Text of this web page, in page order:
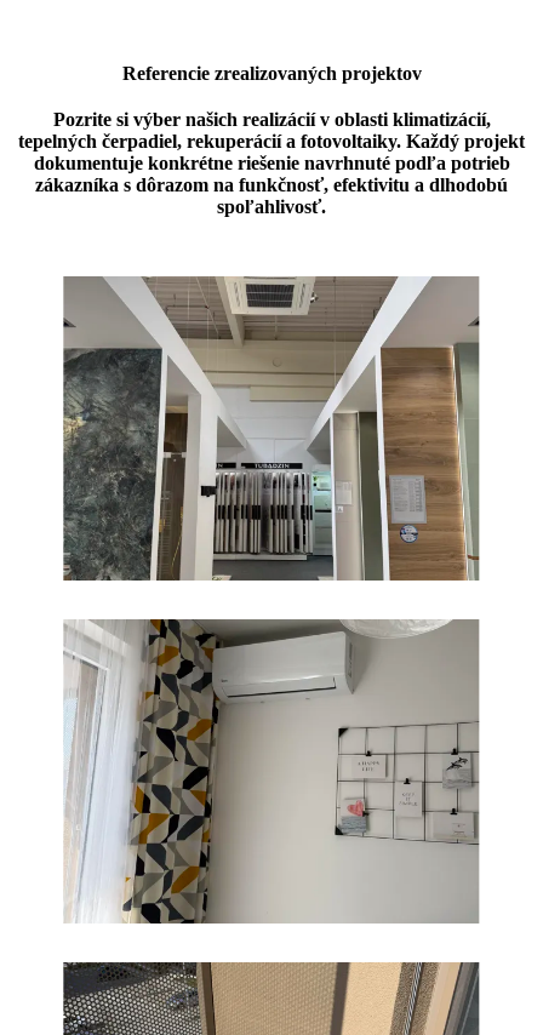
Referencie zrealizovaných projektov
Pozrite si výber našich realizácií v oblasti klimatizácií,
tepelných čerpadiel, rekuperácií a fotovoltaiky. Každý projekt
dokumentuje konkrétne riešenie navrhnuté podľa potrieb
zákazníka s dôrazom na funkčnosť, efektivitu a dlhodobú
spoľahlivosť.